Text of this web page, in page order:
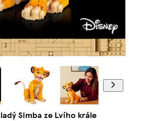
Simba ze Lvího krále